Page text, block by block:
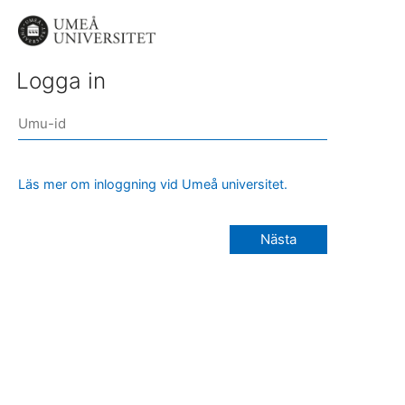
Logga in
Läs mer om inloggning vid Umeå universitet.
Nästa